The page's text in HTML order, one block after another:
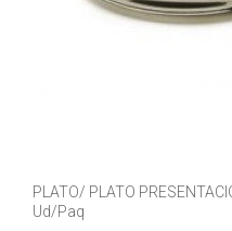
PLATO/ PLATO
Ud/Paq